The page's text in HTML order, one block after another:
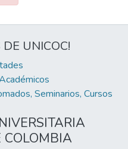
DE UNICOC!
Seminarios, Cursos
COLOMBIA